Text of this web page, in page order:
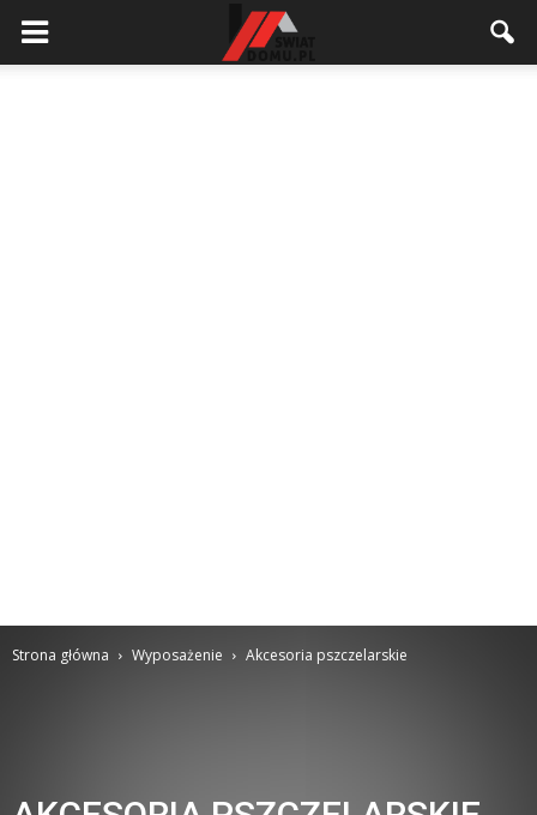
Strona główna Wyposażenie Akcesoria pszczelarskie